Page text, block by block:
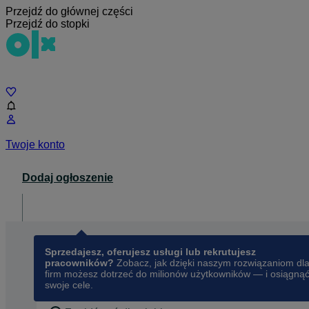
Przejdź do głównej części
Przejdź do stopki
Twoje konto
Dodaj ogłoszenie
Sprzedajesz, oferujesz usługi lub rekrutujesz
pracowników? Zobacz, jak dzięki naszym rozwiązaniom dla
firm możesz dotrzeć do milionów użytkowników — i osiągnąć
swoje cele.